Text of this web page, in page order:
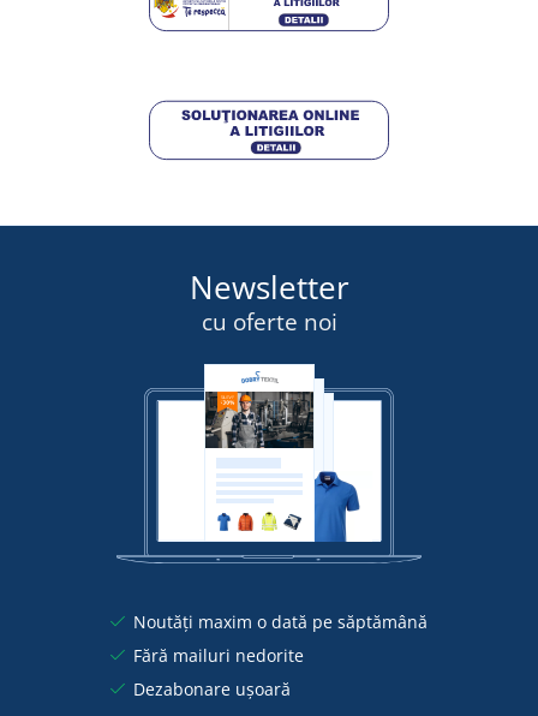
Newsletter
cu oferte noi
Noutăți maxim o dată pe săptămână
Fără mailuri nedorite
Dezabonare ușoară